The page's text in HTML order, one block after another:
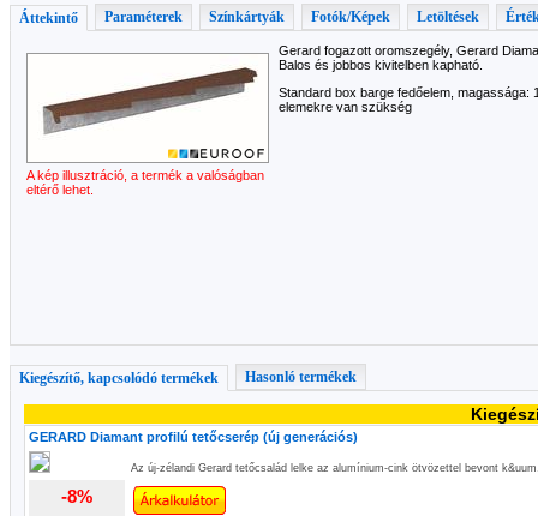
Áttekintő Paraméterek Színkártyák Fotók/Képek Letöltések
A kép illusztráció, a termék a valóságban
eltérő lehet.
Gerard fogazott oromszegély, Gerard
Balos és jobbos kivitelben kapható.
Standard box barge fedőelem,
elemekre van szükség
Kiegészítő, kapcsolódó termékek Hasonló termékek
GERARD Diamant profilú tetőcserép (új generációs)
Az új-zélandi Gerard tetőcsalád lelke az alumínium-cink ötvözettel bevont
-8%